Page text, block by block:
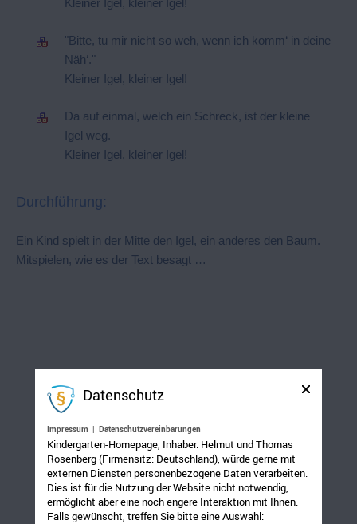
"Bitte, tu mir nicht so weh, wenn ich komm‘ in deine
Näh‘."
Kleiner Igel, kleiner Igel!
Da auf einmal, welch ein Schreck, ist der kleine
Igel weg.
Kleiner Igel, kleiner Igel!
Durchführung:
Ein Kind spielt in der Mitte den Igel, ein anderes den Baum.
Mitspielen, wie es der Text besagt …
Datenschutz
Impressum | Datenschutzvereinbarungen
Kindergarten-Homepage, Inhaber: Helmut und Thomas
Rosenberg (Firmensitz: Deutschland), würde gerne mit
externen Diensten personenbezogene Daten verarbeiten.
Dies ist für die Nutzung der Website nicht notwendig,
ermöglicht aber eine noch engere Interaktion mit Ihnen.
Falls gewünscht, treffen Sie bitte eine Auswahl: